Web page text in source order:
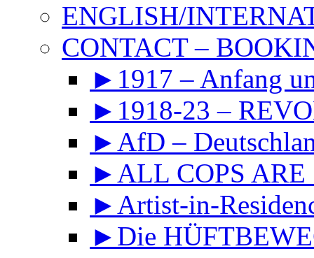
ENGLISH/
CONTACT –
►1917 – Anfang
►1918-23 –
►AfD –
►ALL COPS ARE
►Artist-in-
►Die